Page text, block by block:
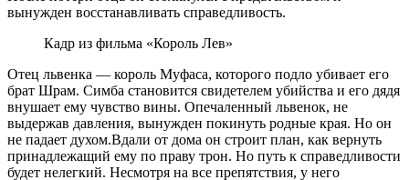
вынужден восстанавливать справедливость.
Кадр из фильма «Король Лев»
Отец львенка — король Муфаса, которого подло убивает его
брат Шрам. Симба становится свидетелем убийства и его дядя
внушает ему чувство вины. Опечаленный львенок, не
выдержав давления, вынужден покинуть родные края. Но он
не падает духом.Вдали от дома он строит план, как вернуть
принадлежащий ему по праву трон. Но путь к справедливости
будет нелегкий. Несмотря на все препятствия, у него